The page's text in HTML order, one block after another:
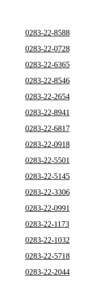
0283-22-8588
0283-22-0728
0283-22-6365
0283-22-8546
0283-22-2654
0283-22-8941
0283-22-6817
0283-22-0918
0283-22-5501
0283-22-5145
0283-22-3306
0283-22-0991
0283-22-1173
0283-22-1032
0283-22-5718
0283-22-2044